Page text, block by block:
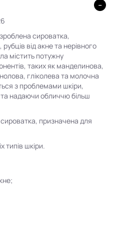
сироватка,
від акне та нерівного
містить потужну
таких як манделинова,
гліколева та молочна
з проблемами шкіри,
надаючи обличчю більш
призначена для
типів шкіри.